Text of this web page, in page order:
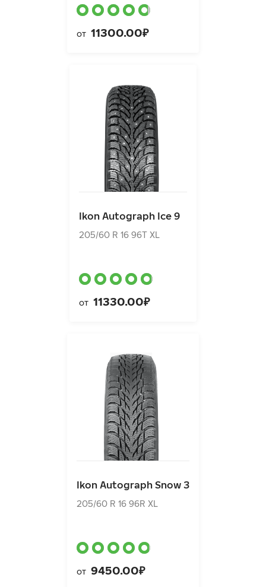
от 11300.00₽
Ikon Autograph Ice 9
205/60 R 16 96T XL
от 11330.00₽
Ikon Autograph Snow 3
205/60 R 16 96R XL
от 9450.00₽
Ikon Autograph Ice 9
205/60 R 16 96T XL
от11330.00₽
Ikon Autograph Snow 3
205/60 R 16 96R XL
от9450.00₽